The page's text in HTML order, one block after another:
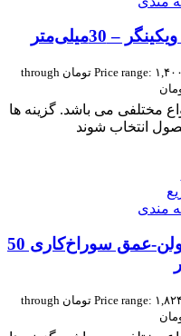
Price range: ۱,۴۰۰,۰۰۰ تومان through
مختلفی می باشد. گزینه ها
انتخاب شوند
مندی
مته گردبر دریل‌مگنت (HSS) گرولن-عمق سوراخ‌کاری 50
Price range: ۱,۸۲۴,۰۰۰ تومان through